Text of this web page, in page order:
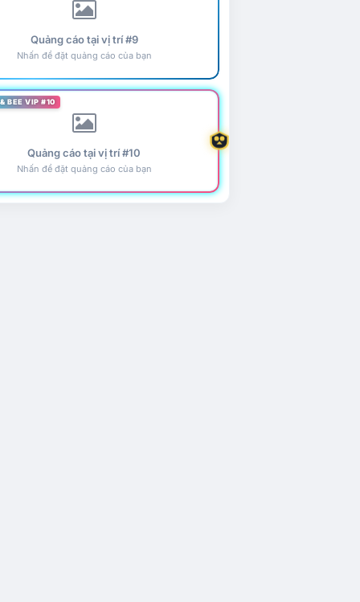
Quảng cáo tại vị trí #9
Nhấn để đặt quảng cáo của bạn
BEE VIP #10
Quảng cáo tại vị trí #10
Nhấn để đặt quảng cáo của bạn